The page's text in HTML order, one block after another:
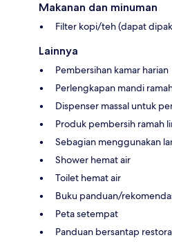
Makanan dan minuman
Filter kopi/teh (dapat
Lainnya
Pembersihan kamar harian
Perlengkapan mandi
Dispenser massal untuk
Produk pembersih ramah
Sebagian menggunakan
Shower hemat air
Toilet hemat air
Buku panduan/
Peta setempat
Panduan bersantap